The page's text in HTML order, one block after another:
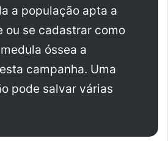
a população apta a
ou se cadastrar como
óssea a
campanha. Uma
pode salvar várias